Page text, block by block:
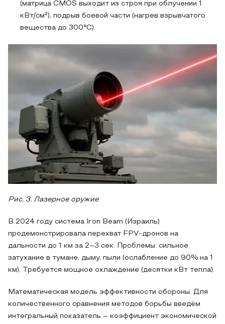
(матрица CMOS выходит из строя при облучении 1
кВт/см²), подрыв боевой части (нагрев взрывчатого
вещества до 300°C).
Рис. 3. Лазерное оружие
В 2024 году система Iron Beam (Израиль)
продемонстрировала перехват FPV-дронов на
дальности до 1 км за 2–3 сек. Проблемы: сильное
затухание в тумане, дыму, пыли (ослабление до 90% на 1
км). Требуется мощное охлаждение (десятки кВт тепла).
Математическая модель эффективности обороны. Для
количественного сравнения методов борьбы введём
интегральный показатель – коэффициент экономической